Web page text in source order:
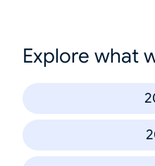
Explore what